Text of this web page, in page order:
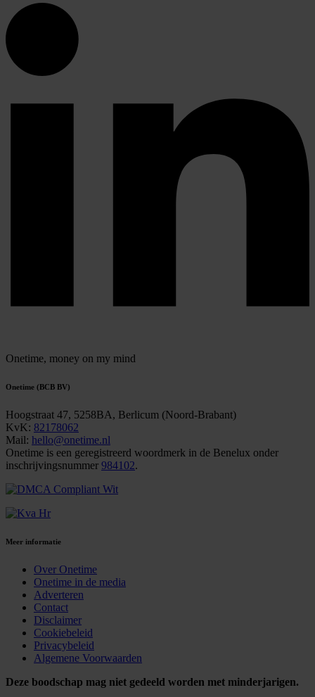
Onetime, money on my mind
Onetime (BCB BV)
Hoogstraat 47, 5258BA, Berlicum (Noord-Brabant)
KvK: 82178062
Mail: hello@onetime.nl
Onetime is een geregistreerd woordmerk in de Benelux onder
inschrijvingsnummer 984102.
Meer informatie
Over Onetime
Onetime in de media
Adverteren
Contact
Disclaimer
Cookiebeleid
Privacybeleid
Algemene Voorwaarden
Deze boodschap mag niet gedeeld worden met minderjarigen.